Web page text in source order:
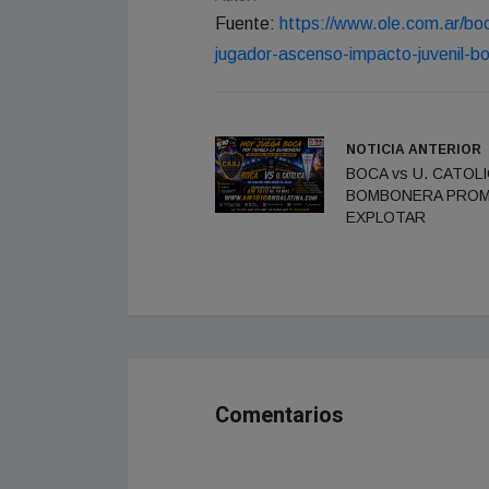
Fuente: https://www.ole.com.ar/
jugador-ascenso-impacto-juvenil-
NOTICIA ANTERIOR
BOCA vs U.
BOMBONERA
EXPLOTAR
Comentarios